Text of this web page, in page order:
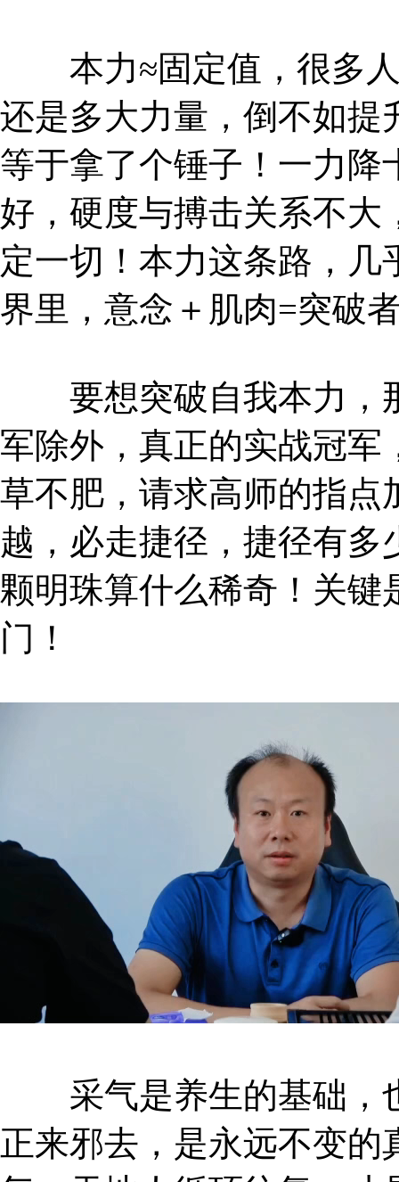
本力≈固定值，很多人
还是多大力量，倒不如提
等于拿了个锤子！一力降
好，硬度与搏击关系不大
定一切！本力这条路，
界里，意念＋肌肉=突破
要想突破自我本力，
军除外，真正的实战冠军
草不肥，请求高师的指点
越，必走捷径，捷径有
颗明珠算什么稀奇！关键
门！
采气是养生的基础，
正来邪去，是永远不变